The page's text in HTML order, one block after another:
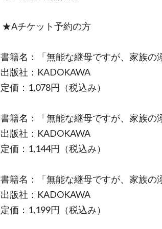
★Aチケット予約の方
書籍名：「無能な継母ですが、家族
出版社：KADOKAWA
定価：1,078円（税込み）
書籍名：「無能な継母ですが、家族
出版社：KADOKAWA
定価：1,144円（税込み）
書籍名：「無能な継母ですが、家族
出版社：KADOKAWA
定価：1,199円（税込み）